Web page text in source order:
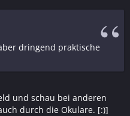
dringend praktische
und schau bei anderen
durch die Okulare. [:)]